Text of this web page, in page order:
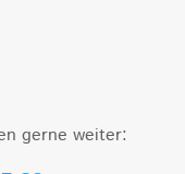
gerne weiter: